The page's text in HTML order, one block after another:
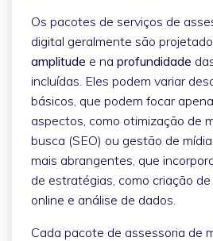
Os pacotes de serviços de
digital geralmente são
amplitude e na profundidade
incluídas. Eles podem variar
básicos, que podem focar
aspectos, como otimização de
busca (SEO) ou gestão de
mais abrangentes, que
de estratégias, como criação
online e análise de dados.
Cada pacote de assessoria de